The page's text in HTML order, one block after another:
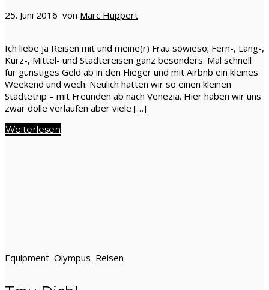
25. Juni 2016 von Marc Huppert
Ich liebe ja Reisen mit und meine(r) Frau sowieso; Fern-, Lang-,
Kurz-, Mittel- und Städtereisen ganz besonders. Mal schnell
für günstiges Geld ab in den Flieger und mit Airbnb ein kleines
Weekend und wech. Neulich hatten wir so einen kleinen
Städtetrip – mit Freunden ab nach Venezia. Hier haben wir uns
zwar dolle verlaufen aber viele […]
Weiterlesen
Equipment Olympus Reisen